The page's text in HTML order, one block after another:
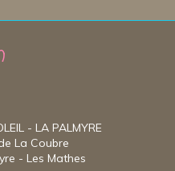
- LA PALMYRE
La Coubre
- Les Mathes